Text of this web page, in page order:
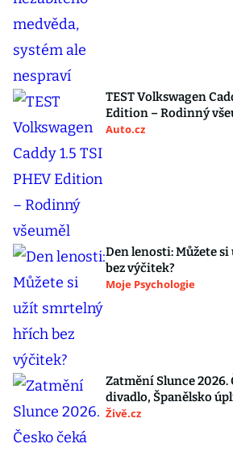
TEST Volkswagen
Edition – Rodinný
Auto.cz
Den lenosti: Můžete
bez výčitek?
Moje Psychologie
Zatmění Slunce 2026.
divadlo, Španělsko
Živě.cz